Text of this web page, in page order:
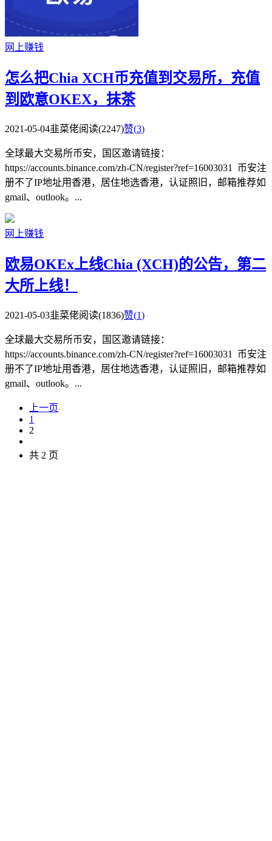
网上赚钱
怎么把Chia XCH币充值到交易所，充值
到欧意OKEX，抹茶
2021-05-04韭菜佬阅读(2247)赞(3)
全球最大交易所币安，国区邀请链接：
https://accounts.binance.com/zh-CN/register?ref=16003031 币安注
册不了IP地址用香港，居住地选香港，认证照旧，邮箱推荐如
gmail、outlook。...
网上赚钱
欧易OKEx上线Chia (XCH)的公告，第二
大所上线！
2021-05-03韭菜佬阅读(1836)赞(1)
全球最大交易所币安，国区邀请链接：
https://accounts.binance.com/zh-CN/register?ref=16003031 币安注
册不了IP地址用香港，居住地选香港，认证照旧，邮箱推荐如
gmail、outlook。...
上一页
1
2
共 2 页